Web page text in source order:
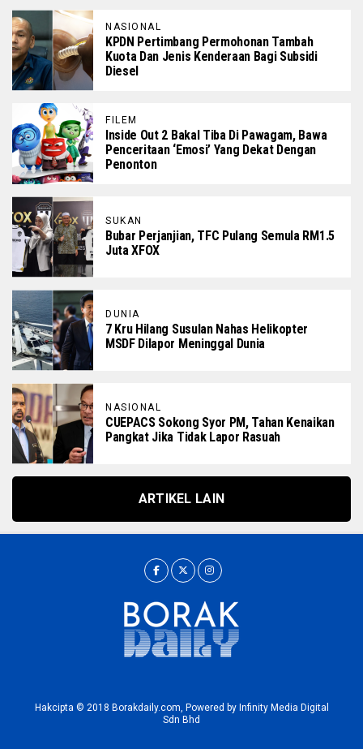
NASIONAL
KPDN Pertimbang Permohonan Tambah
Kuota Dan Jenis Kenderaan Bagi Subsidi
Diesel
FILEM
Inside Out 2 Bakal Tiba Di Pawagam, Bawa
Penceritaan ‘Emosi’ Yang Dekat Dengan
Penonton
SUKAN
Bubar Perjanjian, TFC Pulang Semula RM1.5
Juta XFOX
DUNIA
7 Kru Hilang Susulan Nahas Helikopter
MSDF Dilapor Meninggal Dunia
NASIONAL
CUEPACS Sokong Syor PM, Tahan Kenaikan
Pangkat Jika Tidak Lapor Rasuah
ARTIKEL LAIN
Hakcipta © 2018 Borakdaily.com, Powered by Infinity Media Digital
Sdn Bhd